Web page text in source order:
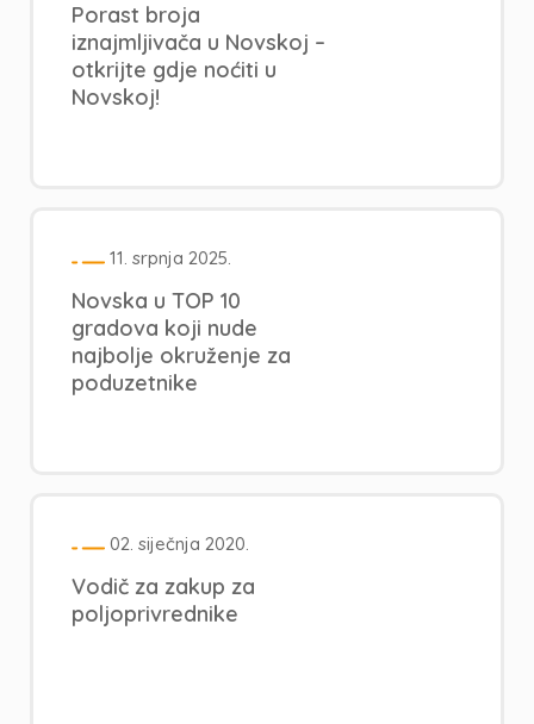
Porast broja
iznajmljivača u Novskoj –
otkrijte gdje noćiti u
Novskoj!
11. srpnja 2025.
Novska u TOP 10
gradova koji nude
najbolje okruženje za
poduzetnike
02. siječnja 2020.
Vodič za zakup za
poljoprivrednike